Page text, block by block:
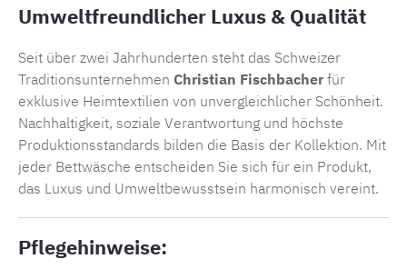
Umweltfreundlicher Luxus & Qualität
Seit über zwei Jahrhunderten steht das Schweizer
Traditionsunternehmen Christian Fischbacher für
exklusive Heimtextilien von unvergleichlicher Schönheit.
Nachhaltigkeit, soziale Verantwortung und höchste
Produktionsstandards bilden die Basis der Kollektion. Mit
jeder Bettwäsche entscheiden Sie sich für ein Produkt,
das Luxus und Umweltbewusstsein harmonisch vereint.
Pflegehinweise: